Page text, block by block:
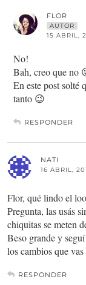
FLOR
AUTOR
15 ABRIL,
No!
Bah, creo que no
En este post solté
tanto 😉
RESPONDER
NATI
16 ABRIL,
Flor, qué lindo el
Pregunta, las usás
chiquitas se meten
Beso grande y
los cambios que
RESPONDER